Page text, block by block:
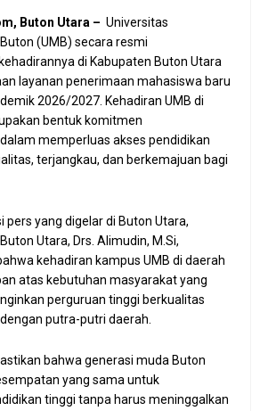
Buton Utara – Universitas
(UMB) secara resmi
di Kabupaten Buton Utara
layanan penerimaan mahasiswa baru
2026/2027. Kehadiran UMB di
bentuk komitmen
memperluas akses pendidikan
terjangkau, dan berkemajuan bagi
pers yang digelar di Buton Utara,
Utara, Drs. Alimudin, M.Si,
kehadiran kampus UMB di daerah
atas kebutuhan masyarakat yang
perguruan tinggi berkualitas
putra-putri daerah.
bahwa generasi muda Buton
yang sama untuk
tinggi tanpa harus meninggalkan